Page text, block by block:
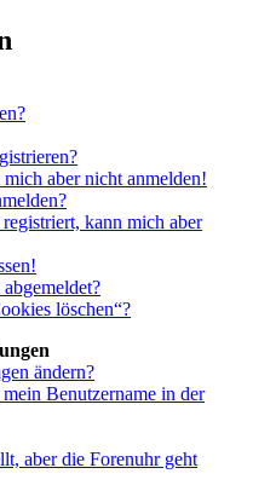
aber nicht anmelden!
kann mich aber
löschen“?
ändern?
Benutzername in der
aber die Forenuhr geht